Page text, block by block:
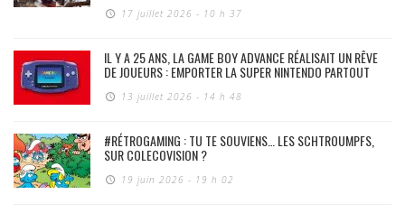
17 juillet 2026 - 10 h 37
IL Y A 25 ANS, LA GAME BOY ADVANCE RÉALISAIT UN RÊVE
DE JOUEURS : EMPORTER LA SUPER NINTENDO PARTOUT
13 juillet 2026 - 14 h 48
#RÉTROGAMING : TU TE SOUVIENS… LES SCHTROUMPFS,
SUR COLECOVISION ?
19 juin 2026 - 19 h 02